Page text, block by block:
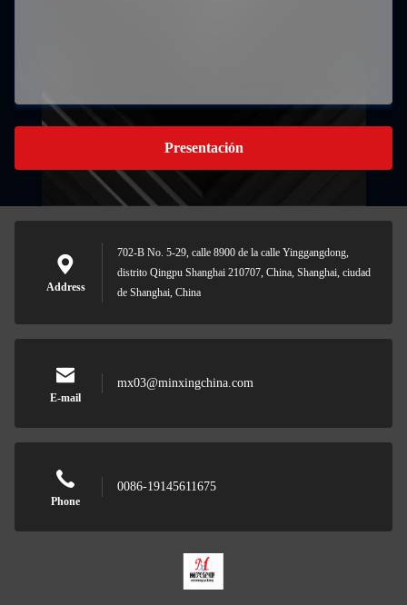
Presentación
Address
702-B No. 5-29, calle 8900 de la calle Yinggangdong,
distrito Qingpu Shanghai 210707, China, Shanghai, ciudad
de Shanghai, China
E-mail
mx03@minxingchina.com
Phone
0086-19145611675